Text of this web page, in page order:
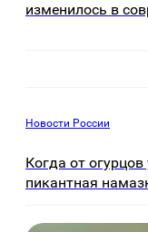
изменилось в
Новости России
Когда от
пикантная